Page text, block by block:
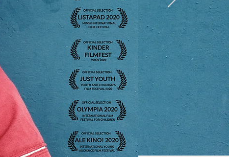
Crystal Bear
Winner
Crystal Bear
Winner
Crystal Bear
Winner
Crystal Bear
Winner
Crystal Bear
Winner
Crystal Bear
Winner